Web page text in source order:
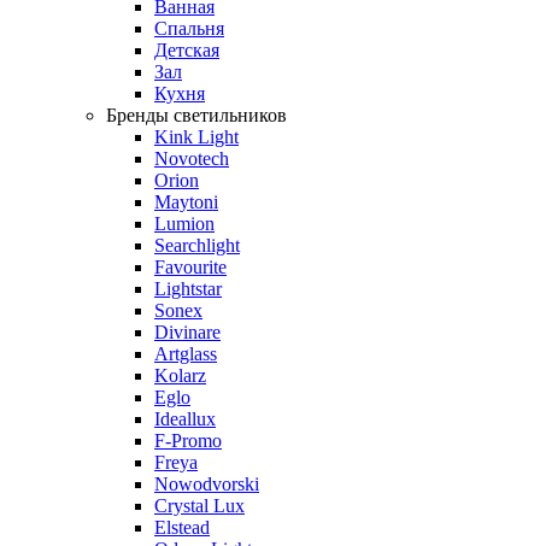
Ванная
Спальня
Детская
Зал
Кухня
Бренды светильников
Kink Light
Novotech
Orion
Maytoni
Lumion
Searchlight
Favourite
Lightstar
Sonex
Divinare
Artglass
Kolarz
Eglo
Ideallux
F-Promo
Freya
Nowodvorski
Crystal Lux
Elstead